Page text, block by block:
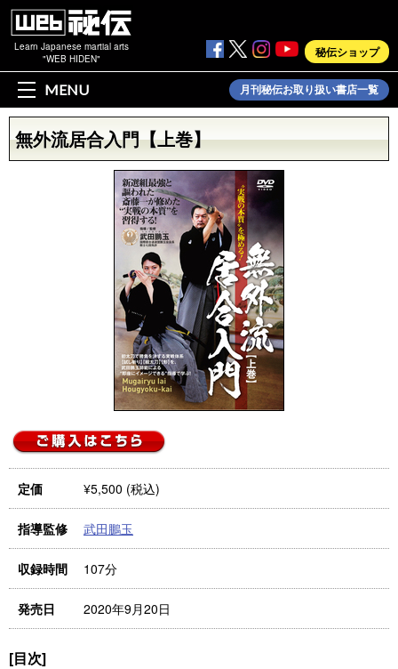
Learn Japanese martial arts
"WEB HIDEN"
秘伝ショップ
MENU 月刊秘伝お取り扱い書店一覧
無外流居合入門【上巻】
定価 ¥5,500 (税込)
指導監修 武田鵬玉
収録時間 107分
発売日 2020年9月20日
[目次]